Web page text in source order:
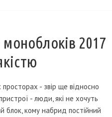
2017
- звір ще відносно
- люди, які не хочуть
блок, кому набрид постійний